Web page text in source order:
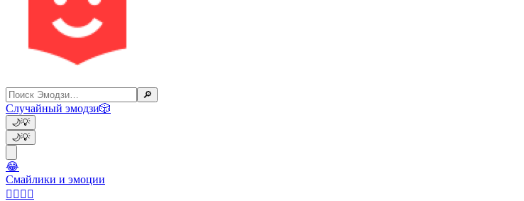
🔎
Случайный эмодзи🎲
🌙💡
🌙💡
😂
Смайлики и эмоции
👩‍❤️‍💋‍👨